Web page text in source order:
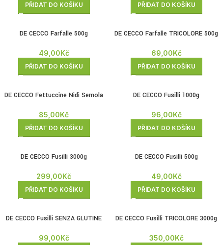
PŘIDAT DO KOŠÍKU PŘIDAT DO KOŠÍKU
DE CECCO Farfalle 500g
49,00Kč
PŘIDAT DO KOŠÍKU
DE CECCO Farfalle TRICOLORE 500g
69,00Kč
PŘIDAT DO KOŠÍKU
DE CECCO Fettuccine Nidi Semola
85,00Kč
PŘIDAT DO KOŠÍKU
DE CECCO Fusilli 1000g
96,00Kč
PŘIDAT DO KOŠÍKU
DE CECCO Fusilli 3000g
299,00Kč
PŘIDAT DO KOŠÍKU
DE CECCO Fusilli 500g
49,00Kč
PŘIDAT DO KOŠÍKU
DE CECCO Fusilli SENZA GLUTINE
99,00Kč
DE CECCO Fusilli TRICOLORE 3000g
350,00Kč